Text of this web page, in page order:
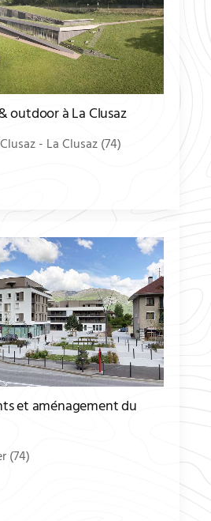
outdoor à La Clusaz
- La Clusaz (74)
et aménagement du
(74)